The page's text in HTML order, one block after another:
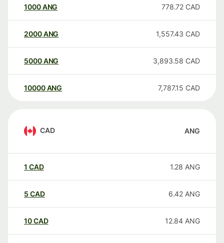
1000ANG 778.72 CAD
2000ANG 1,557.43 CAD
5000ANG 3,893.58 CAD
10000 ANG 7,787.15 CAD
CAD ANG
1 CAD 1.28 ANG
5 CAD 6.42 ANG
10CAD 12.84 ANG